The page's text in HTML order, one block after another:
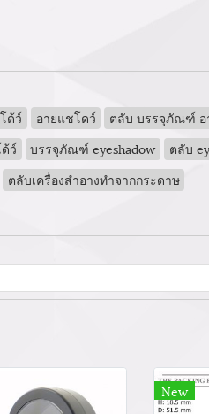
ด้ว์ อายแชโดว์
ตลับ บรรจุภัณฑ์ อ
ว์ บรรจุภัณฑ์ eyeshadow
ตลับ
ตลับเครื่องสำอางทำจากกระดาษ
New